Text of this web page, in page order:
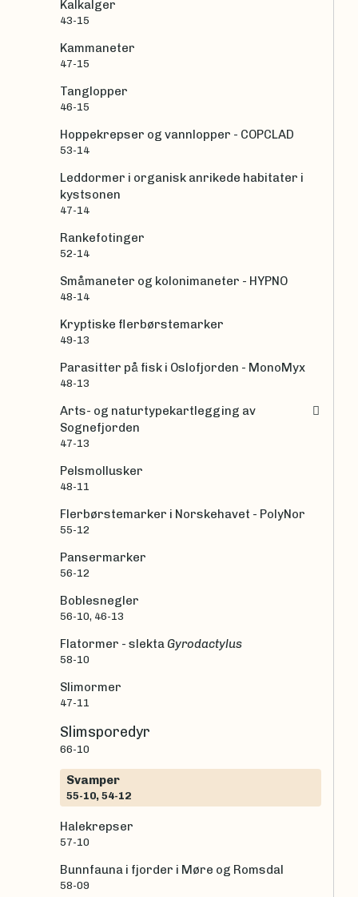
Kalkalger
43-15
Kammaneter
47-15
Tanglopper
46-15
Hoppekrepser og vannlopper - COPCLAD
53-14
Leddormer i organisk anrikede habitater i
kystsonen
47-14
Rankefotinger
52-14
Småmaneter og kolonimaneter - HYPNO
48-14
Kryptiske flerbørstemarker
49-13
Parasitter på fisk i Oslofjorden - MonoMyx
48-13
Arts- og naturtypekartlegging av
Sognefjorden
47-13
Pelsmollusker
48-11
Flerbørstemarker i Norskehavet - PolyNor
55-12
Pansermarker
56-12
Boblesnegler
56-10, 46-13
Flatormer - slektaGyrodactylus
58-10
Slimormer
47-11
Slimsporedyr
66-10
Svamper
55-10, 54-12
Halekrepser
57-10
Bunnfauna i fjorder i Møre og Romsdal
58-09